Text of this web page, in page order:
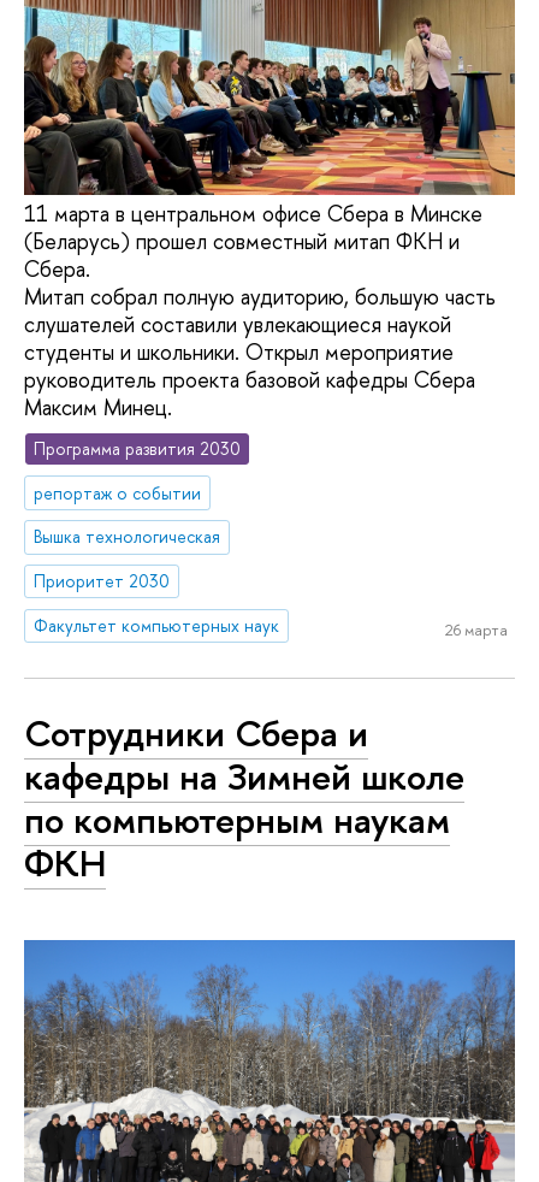
11 марта в центральном офисе Сбера в Минске
(Беларусь) прошел совместный митап ФКН и
Сбера.
Митап собрал полную аудиторию, большую часть
слушателей составили увлекающиеся наукой
студенты и школьники. Открыл мероприятие
руководитель проекта базовой кафедры Сбера
Максим Минец.
Программа развития 2030
репортаж о событии
Вышка технологическая
Приоритет 2030
Факультет компьютерных наук
26 марта
Сотрудники Сбера и
кафедры на Зимней школе
по компьютерным наукам
ФКН